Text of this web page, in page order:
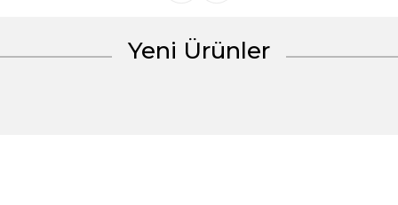
Yeni Ürünler